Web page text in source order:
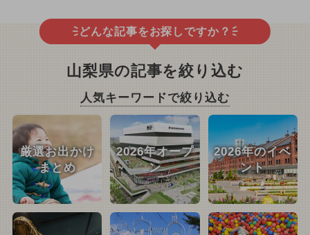
どんな記事をお探しですか？
山梨県の記事を絞り込む
人気キーワードで絞り込む
厳選お出かけ
まとめ
2026年オープ
ン
2026年のイベ
ント